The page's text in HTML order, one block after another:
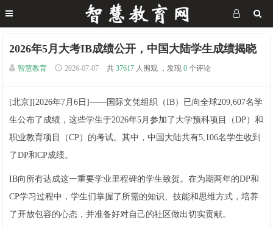
2026年5月大考IB成绩公开，中国大陆学生成绩揭晓
智慧教育 2026-07-07 共 37617 人围观 ，发现 0 个评论
[北京][2026年7月6日]——国际文凭组织（IB）已向全球209,607名学
生公布了成绩，这些学生于2026年5月参加了大学预科项目（DP）和
职业教育项目（CP）的考试。其中，中国大陆共有5,106名学生收到
了DP和CP成绩。
IB向所有达成这一重要学业里程碑的学生致贺。在为期两年的DP和
CP学习过程中，学生们掌握了所需的知识、技能和思维方式，培养
了开放包容的心态，并准备好对自己的社区做出切实贡献。